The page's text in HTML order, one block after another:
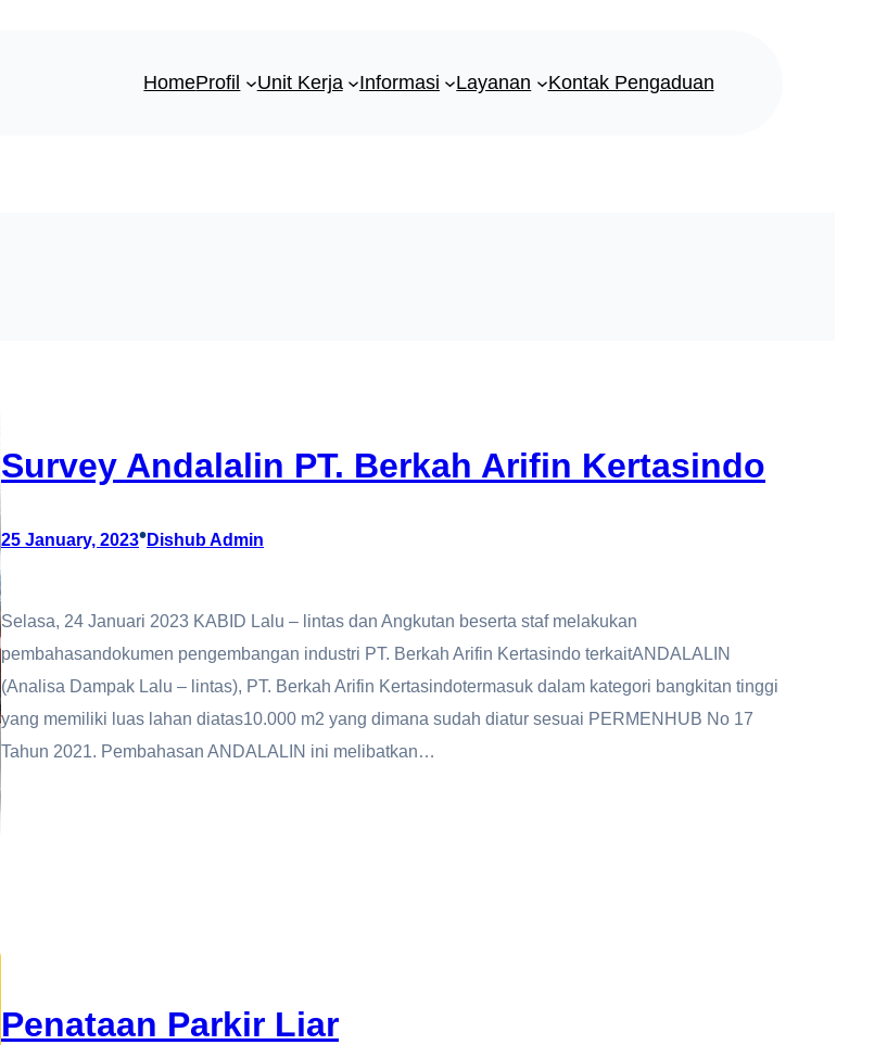
HomeProfil Unit Kerja Informasi Layanan Kontak Pengaduan
Survey Andalalin PT. Berkah Arifin Kertasindo
25 January, 2023•Dishub Admin
Selasa, 24 Januari 2023 KABID Lalu – lintas dan Angkutan beserta staf melakukan
pembahasandokumen pengembangan industri PT. Berkah Arifin Kertasindo terkaitANDALALIN
(Analisa Dampak Lalu – lintas), PT. Berkah Arifin Kertasindotermasuk dalam kategori bangkitan tinggi
yang memiliki luas lahan diatas10.000 m2 yang dimana sudah diatur sesuai PERMENHUB No 17
Tahun 2021. Pembahasan ANDALALIN ini melibatkan…
Penataan Parkir Liar